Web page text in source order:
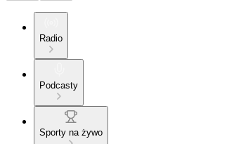
Radio
Podcasty
Sporty na żywo